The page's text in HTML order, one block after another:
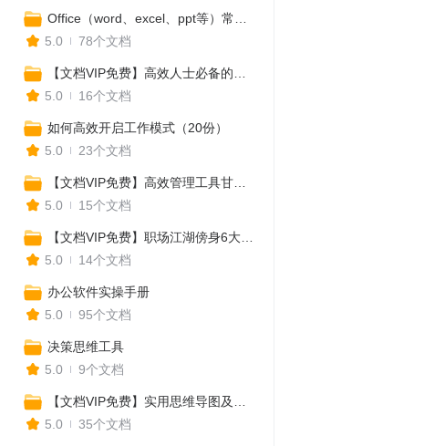
5.0
78个文档
5.0
16个文档
如何高效开启工作模式（20份）
5.0
23个文档
5.0
15个文档
5.0
14个文档
办公软件实操手册
5.0
95个文档
决策思维工具
5.0
9个文档
5.0
35个文档